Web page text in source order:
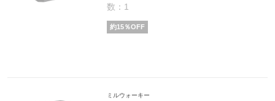
数：1
約15％OFF
ミルウォーキー